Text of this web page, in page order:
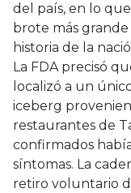
del país, en lo
brote más
historia de la
La FDA precisó
localizó a un
iceberg
restaurantes de
confirmados
síntomas. La
retiro voluntario